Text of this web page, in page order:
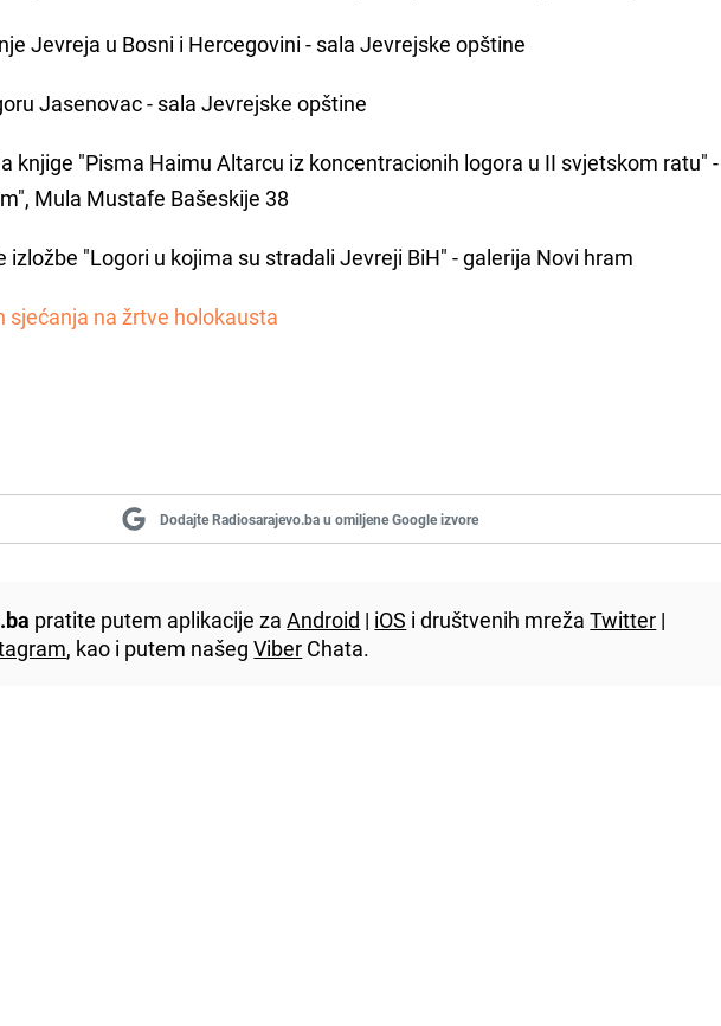
Jevreja u Bosni i Hercegovini - sala Jevrejske opštine
Jasenovac - sala Jevrejske opštine
knjige "Pisma Haimu Altarcu iz koncentracionih logora u II svjetskom ratu" -
Mula Mustafe Bašeskije 38
izložbe "Logori u kojima su stradali Jevreji BiH" - galerija Novi hram
sjećanja na žrtve holokausta
Dodajte Radiosarajevo.ba u omiljene Google izvore
pratite putem aplikacije zaAndroid | iOS i društvenih mrežaTwitter |
, kao i putem našegViber Chata.